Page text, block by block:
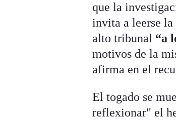
que la
invita a leerse
alto tribunal “a
motivos de la
afirma en el
El togado se
reflexionar" el